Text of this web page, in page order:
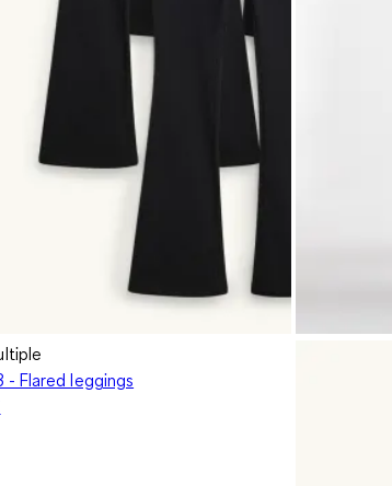
- Flared leggings